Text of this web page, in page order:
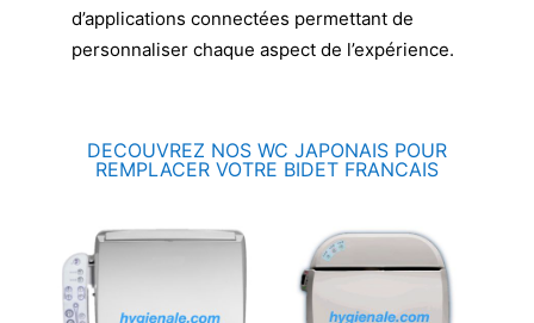
d’applications connectées permettant de
personnaliser chaque aspect de l’expérience.
DECOUVREZ NOS WC JAPONAIS POUR
REMPLACER VOTRE BIDET FRANCAIS